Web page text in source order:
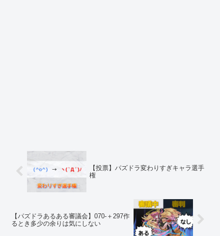
【投票】パズドラ変わりすぎキャラ選手
権
【パズドラあるある審議会】070-＋297作
るとき多少の余りは気にしない